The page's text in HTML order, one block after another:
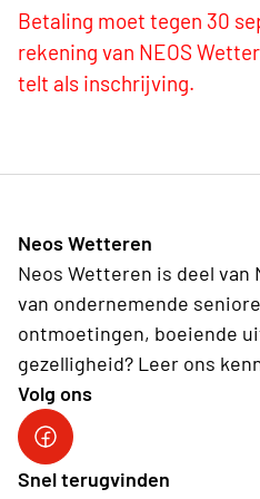
Betaling moet tegen 30
rekening van NEOS
telt als inschrijving.
Neos Wetteren
Neos Wetteren is deel van
van ondernemende
ontmoetingen, boeiende
gezelligheid? Leer ons
Volg ons
Snel terugvinden